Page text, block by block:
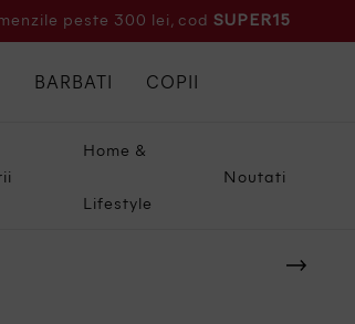
peste 300 lei, cod SUPER15
Home &
Lifestyle
Noutati
BARBATI COPII